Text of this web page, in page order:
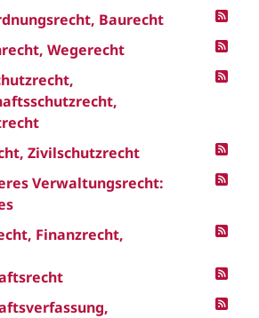
Baurecht
Wegerecht
Zivilschutzrecht
Verwaltungsrecht:
Finanzrecht,